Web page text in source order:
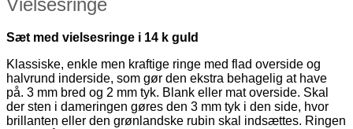
Sæt med vielsesringe i 14 k guld
Klassiske, enkle men kraftige ringe med flad overside og
halvrund inderside, som gør den ekstra behagelig at have
på. 3 mm bred og 2 mm tyk. Blank eller mat overside. Skal
der sten i dameringen gøres den 3 mm tyk i den side, hvor
brillanten eller den grønlandske rubin skal indsættes. Ringen